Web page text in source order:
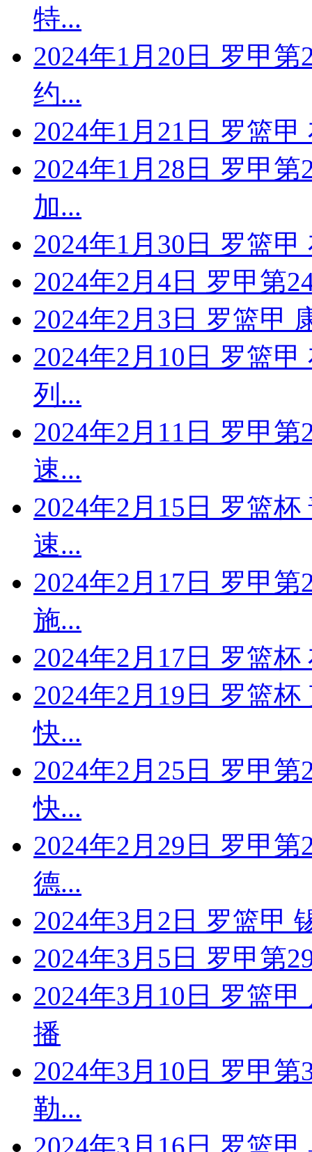
特...
2024年1月20日 罗甲
约...
2024年1月21日 罗篮
2024年1月28日 罗甲
加...
2024年1月30日 罗篮
2024年2月4日 罗甲第
2024年2月3日 罗篮甲
2024年2月10日 罗篮
列...
2024年2月11日 罗甲
速...
2024年2月15日 罗篮
速...
2024年2月17日 罗甲
施...
2024年2月17日 罗篮
2024年2月19日 罗篮
快...
2024年2月25日 罗甲
快...
2024年2月29日 罗甲
德...
2024年3月2日 罗篮甲
2024年3月5日 罗甲第
2024年3月10日 罗篮
播
2024年3月10日 罗甲
勒...
2024年3月16日 罗篮